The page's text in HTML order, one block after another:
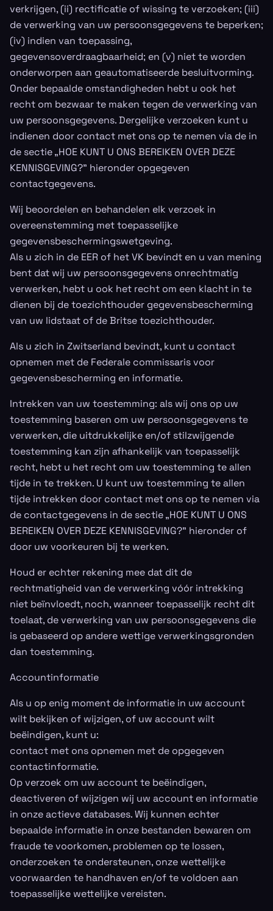
verkrijgen, (ii) rectificatie of wissing te verzoeken; (iii)
de verwerking van uw persoonsgegevens te beperken;
(iv) indien van toepassing,
gegevensoverdraagbaarheid; en (v) niet te worden
onderworpen aan geautomatiseerde besluitvorming.
Onder bepaalde omstandigheden hebt u ook het
recht om bezwaar te maken tegen de verwerking van
uw persoonsgegevens. Dergelijke verzoeken kunt u
indienen door contact met ons op te nemen via de in
de sectie „HOE KUNT U ONS BEREIKEN OVER DEZE
KENNISGEVING?” hieronder opgegeven
contactgegevens.
Wij beoordelen en behandelen elk verzoek in
overeenstemming met toepasselijke
gegevensbeschermingswetgeving.
Als u zich in de EER of het VK bevindt en u van mening
bent dat wij uw persoonsgegevens onrechtmatig
verwerken, hebt u ook het recht om een klacht in te
dienen bij de toezichthouder gegevensbescherming
van uw lidstaat of de Britse toezichthouder.
Als u zich in Zwitserland bevindt, kunt u contact
opnemen met de Federale commissaris voor
gegevensbescherming en informatie.
Intrekken van uw toestemming: als wij ons op uw
toestemming baseren om uw persoonsgegevens te
verwerken, die uitdrukkelijke en/of stilzwijgende
toestemming kan zijn afhankelijk van toepasselijk
recht, hebt u het recht om uw toestemming te allen
tijde in te trekken. U kunt uw toestemming te allen
tijde intrekken door contact met ons op te nemen via
de contactgegevens in de sectie „HOE KUNT U ONS
BEREIKEN OVER DEZE KENNISGEVING?” hieronder of
door uw voorkeuren bij te werken.
Houd er echter rekening mee dat dit de
rechtmatigheid van de verwerking vóór intrekking
niet beïnvloedt, noch, wanneer toepasselijk recht dit
toelaat, de verwerking van uw persoonsgegevens die
is gebaseerd op andere wettige verwerkingsgronden
dan toestemming.
Accountinformatie
Als u op enig moment de informatie in uw account
wilt bekijken of wijzigen, of uw account wilt
beëindigen, kunt u:
contact met ons opnemen met de opgegeven
contactinformatie.
Op verzoek om uw account te beëindigen,
deactiveren of wijzigen wij uw account en informatie
in onze actieve databases. Wij kunnen echter
bepaalde informatie in onze bestanden bewaren om
fraude te voorkomen, problemen op te lossen,
onderzoeken te ondersteunen, onze wettelijke
voorwaarden te handhaven en/of te voldoen aan
toepasselijke wettelijke vereisten.